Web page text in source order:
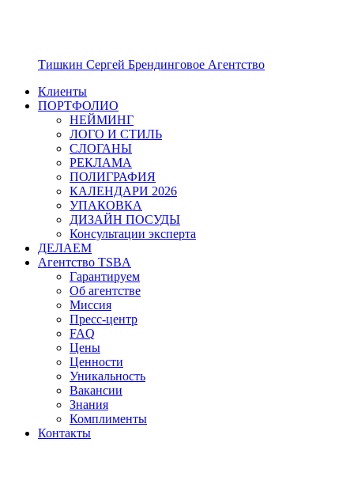
Тишкин Сергей Брендинговое Агентство
Клиенты
ПОРТФОЛИО
НЕЙМИНГ
ЛОГО И СТИЛЬ
СЛОГАНЫ
РЕКЛАМА
ПОЛИГРАФИЯ
КАЛЕНДАРИ 2026
УПАКОВКА
ДИЗАЙН ПОСУДЫ
Консультации эксперта
ДЕЛАЕМ
Агентство TSBA
Гарантируем
Об агентстве
Миссия
Пресс-центр
FAQ
Цены
Ценности
Уникальность
Вакансии
Знания
Комплименты
Контакты